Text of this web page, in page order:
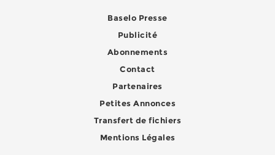
Baselo Presse
Publicité
Abonnements
Contact
Partenaires
Petites Annonces
Transfert de fichiers
Mentions Légales